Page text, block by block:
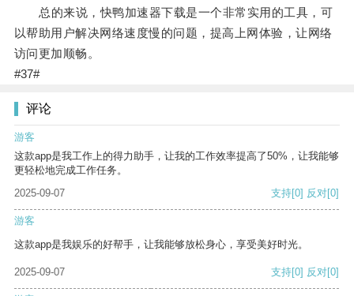
总的来说，快鸭加速器下载是一个非常实用的工具，可
以帮助用户解决网络速度慢的问题，提高上网体验，让网络
访问更加顺畅。
#37#
评论
游客
这款app是我工作上的得力助手，让我的工作效率提高了50%，让我能够
更轻松地完成工作任务。
2025-09-07
支持[0] 反对[0]
游客
这款app是我娱乐的好帮手，让我能够放松身心，享受美好时光。
2025-09-07 支持[0] 反对[0]